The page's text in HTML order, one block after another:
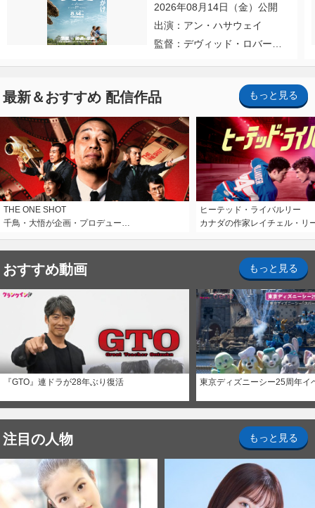
2026年08月14日（金）公開
出演：アン・ハサウェイ
監督：デヴィッド・ロバー
最新＆おすすめ 配信作品 もっと見る
THE ONE SHOT
千鳥・大悟が企画・プロデュー…
ヒーテッド・ライバルリー
カナダの作家レイチェル・リ
おすすめ動画 もっと見る
『GTO』連ドラが28年ぶり復活 東京ディズニーシー25周年イ
注目の人物 もっと見る